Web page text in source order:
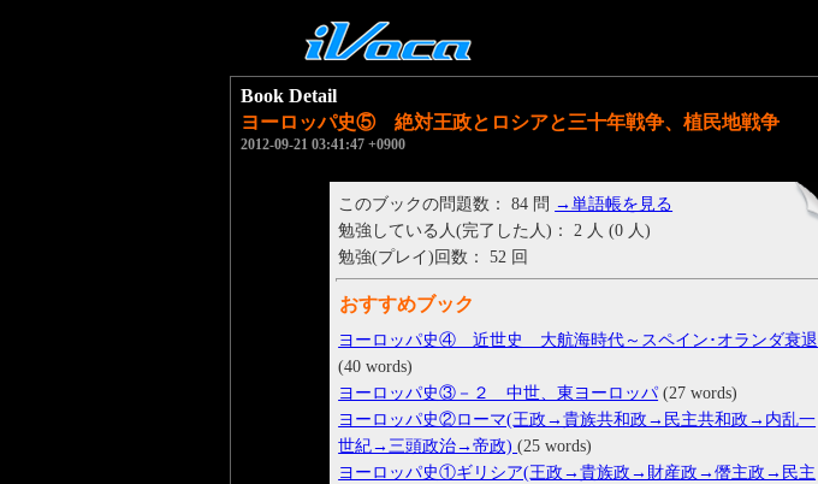
Book Detail
ヨーロッパ史⑤ 絶対王政とロシアと三十年戦争、植民地戦争
2012-09-21 03:41:47 +0900
このブックの問題数： 84 問 →単語帳を見る
勉強している人(完了した人)： 2 人 (0 人)
勉強(プレイ)回数： 52 回
おすすめブック
ヨーロッパ史④ 近世史 大航海時代～スペイン･オランダ衰退
(40 words)
ヨーロッパ史③－２ 中世、東ヨーロッパ (27 words)
ヨーロッパ史②ローマ(王政→貴族共和政→民主共和政→内乱一
世紀→三頭政治→帝政)(25 words)
ヨーロッパ史①ギリシア(王政→貴族政→財産政→僭主政→民主